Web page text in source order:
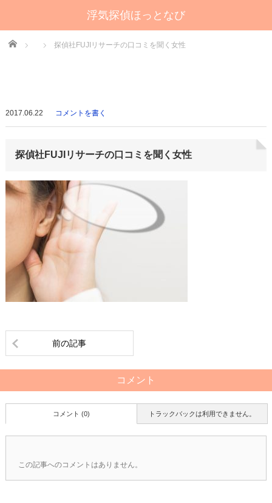
浮気探偵ほっとなび
Home 探偵社FUJIリサーチの口コミを聞く女性
2017.06.22 コメントを書く
探偵社FUJIリサーチの口コミを聞く女性
前の記事
コメント
トラックバックは利用できません。
コメント (0)
この記事へのコメントはありません。